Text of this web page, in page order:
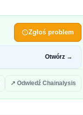
Zgłoś problem
Otwórz →
↗ Odwiedź Chainalysis